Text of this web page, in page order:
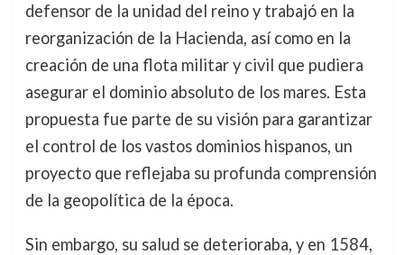
defensor de la unidad del reino y trabajó en la
reorganización de la Hacienda, así como en la
creación de una flota militar y civil que pudiera
asegurar el dominio absoluto de los mares. Esta
propuesta fue parte de su visión para garantizar
el control de los vastos dominios hispanos, un
proyecto que reflejaba su profunda comprensión
de la geopolítica de la época.
Sin embargo, su salud se deterioraba, y en 1584,